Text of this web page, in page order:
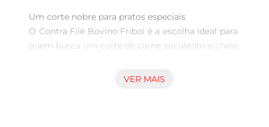
Um corte nobre para pratos especiais
O Contra Filé Bovino Friboi é a escolha ideal para
quem busca um corte de carne suculento e cheio
produto é perfeito para preparar desde um
VER MAIS